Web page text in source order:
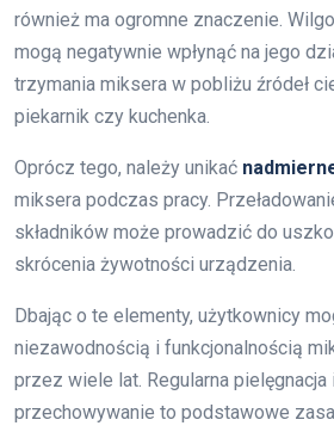
również ma ogromne znaczenie.
mogą negatywnie wpłynąć na jego
trzymania miksera w pobliżu źródeł
piekarnik czy kuchenka.
Oprócz tego, należy unikać
miksera podczas pracy.
składników może prowadzić do
skrócenia żywotności urządzenia.
Dbając o te elementy, użytkownicy
niezawodnością i funkcjonalnością
przez wiele lat. Regularna
przechowywanie to podstawowe